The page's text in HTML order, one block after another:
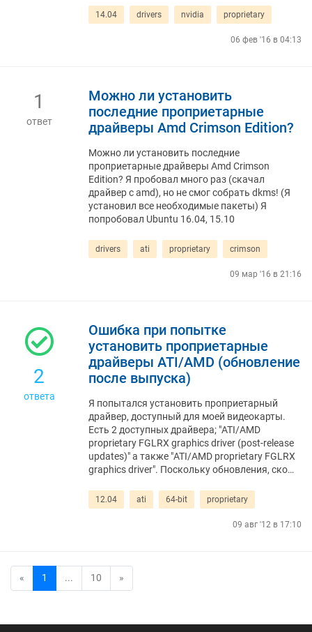
14.04 drivers nvidia proprietary
06 фев '16 в 04:13
1
ответ
Можно ли установить
последние проприетарные
драйверы Amd Crimson Edition?
Можно ли установить последние
проприетарные драйверы Amd Crimson
Edition? Я пробовал много раз (скачал
драйвер с amd), но не смог собрать dkms! (Я
установил все необходимые пакеты) Я
попробовал Ubuntu 16.04, 15.10
drivers ati proprietary crimson
09 мар '16 в 21:16
2
ответа
Ошибка при попытке
установить проприетарные
драйверы ATI/AMD (обновление
после выпуска)
Я попытался установить проприетарный
драйвер, доступный для моей видеокарты.
Есть 2 доступных драйвера; "ATI/AMD
proprietary FGLRX graphics driver (post-release
updates)" а также "ATI/AMD proprietary FGLRX
graphics driver". Поскольку обновления, ско…
12.04 ati 64-bit proprietary
09 авг '12 в 17:10
« 1 ... 10 »